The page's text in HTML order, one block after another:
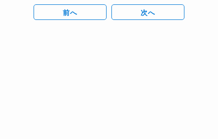
前へ 次へ